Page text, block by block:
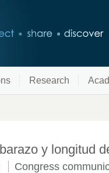
Research
y longitud
Congress